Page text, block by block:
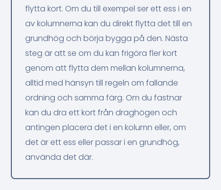
flytta kort. Om du till exempel ser ett ess i en
av kolumnerna kan du direkt flytta det till en
grundhög och börja bygga på den. Nästa
steg är att se om du kan frigöra fler kort
genom att flytta dem mellan kolumnerna,
alltid med hänsyn till regeln om fallande
ordning och samma färg. Om du fastnar
kan du dra ett kort från draghögen och
antingen placera det i en kolumn eller, om
det är ett ess eller passar i en grundhög,
använda det där.